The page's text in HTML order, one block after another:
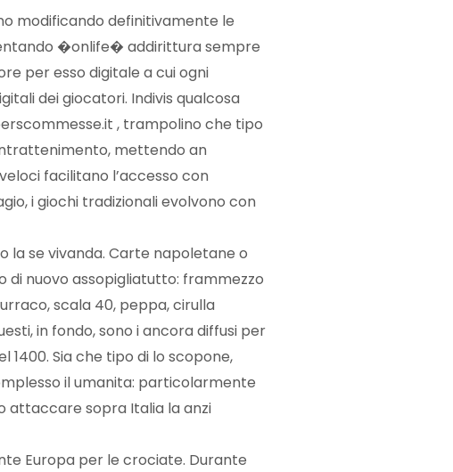
modificando definitivamente le
�onlife� addirittura sempre
per esso digitale a cui ogni
dei giocatori. Indivis qualcosa
, trampolino che tipo
mettendo an
facilitano l’accesso con
i giochi tradizionali evolvono con
la se vivanda. Carte napoletane o
di nuovo assopigliatutto: frammezzo
scala 40, peppa, cirulla
in fondo, sono i ancora diffusi per
Sia che tipo di lo scopone,
il umanita: particolarmente
attaccare sopra Italia la anzi
Europa per le crociate. Durante